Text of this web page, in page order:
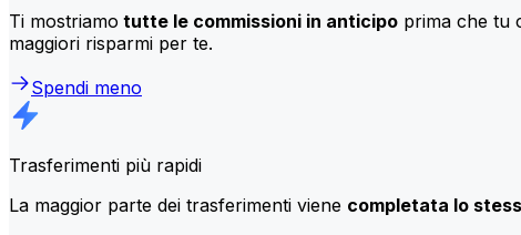
Ti mostriamo tutte le commissioni in anticipo prima che tu
maggiori risparmi per te.
Spendi meno
Trasferimenti più rapidi
La maggior parte dei trasferimenti viene completata lo